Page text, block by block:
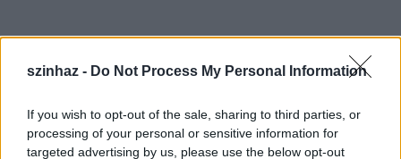
szinhaz - Do Not Process My Personal Information
If you wish to opt-out of the sale, sharing to third parties, or
processing of your personal or sensitive information for
targeted advertising by us, please use the below opt-out